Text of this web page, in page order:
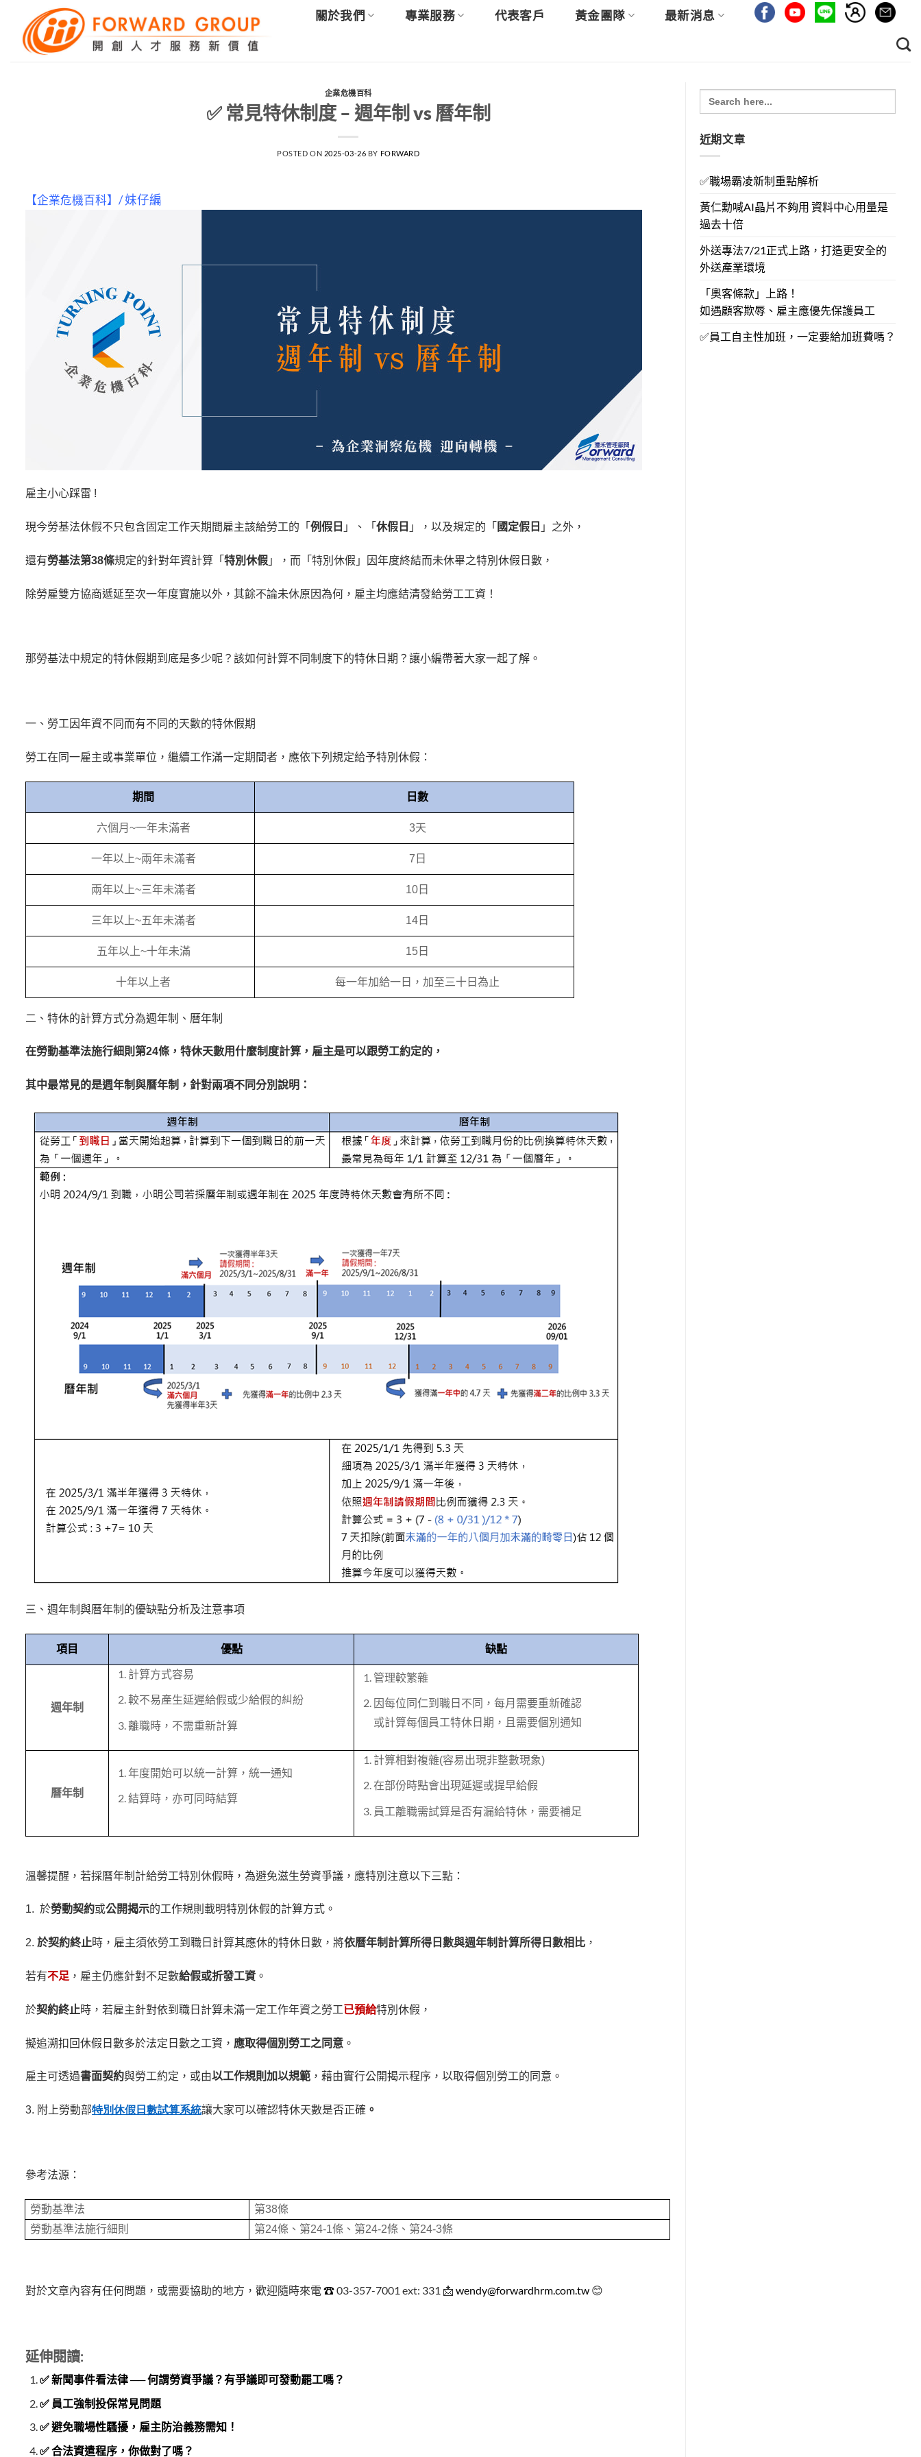
content
關於我們 專業服務 代表客戶 黃金團隊 最新消息
企業危機百科
✅ 常見特休制度 – 週年制 vs 曆年制
POSTED ON 2025-03-26 BY FORWARD
【企業危機百科】/妹仔編
雇主小心踩雷 !
現今勞基法休假不只包含固定工作天期間雇主該給勞工的「 例假日 」、「 休假日 」，以及規定的「 國定假日 」之外，
還有勞基法第38條規定的針對年資計算「 特別休假 」，而「特別休假」因年度終結而未休畢之特別休假日數，
除勞雇雙方協商遞延至次一年度實施以外，其餘不論未休原因為何，雇主均應結清發給勞工工資！
那勞基法中規定的特休假期到底是多少呢？該如何計算不同制度下的特休日期？讓小編帶著大家一起了解。
一、勞工因年資不同而有不同的天數的特休假期
勞工在同一雇主或事業單位，繼續工作滿一定期間者，應依下列規定給予特別休假：
期間 日數
六個月~一年未滿者 3天
一年以上~兩年未滿者 7 日
兩年以上~三年未滿者 10 日
三年以上~五年未滿者 14 日
五年以上~十年未滿 15 日
十年以上者 每一年加給一日，加至三十日為止
二、特休的計算方式分為週年制、曆年制
在勞動基準法施行細則第24條，特休天數用什麼制度計算，雇主是可以跟勞工約定的，
其中最常見的是週年制與曆年制，針對兩項不同分別說明：
三、週年制與曆年制的優缺點分析及注意事項
項目 優點 缺點
週年制
計算方式容易
較不易產生延遲給假或少給假的糾紛
離職時，不需重新計算
管理較繁雜
因每位同仁到職日不同，每月需要重新確認
或計算每個員工特休日期，且需要個別通知
曆年制
年度開始可以統一計算，統一通知
結算時，亦可同時結算
計算相對複雜(容易出現非整數現象)
在部份時點會出現延遲或提早給假
員工離職需試算是否有漏給特休，需要補足
溫馨提醒，若採曆年制計給勞工特別休假時，為避免滋生勞資爭議，應特別注意以下三點：
1. 於勞動契約或公開揭示的工作規則載明特別休假的計算方式。
2. 於契約終止時，雇主須依勞工到職日計算其應休的特休日數，將依曆年制計算所得日數與週年制計算所得日數相比 ，
若有不足 ，雇主仍應針對不足數給假或折發工資 。
於契約終止時，若雇主針對依到職日計算未滿一定工作年資之勞工已預給特別休假，
擬追溯扣回休假日數多於法定日數之工資， 應取得個別勞工之同意 。
雇主可透過書面契約與勞工約定，或由以工作規則加以規範 ，藉由實行公開揭示程序，以取得個別勞工的同意。
3. 附上勞動部特別休假日數試算系統讓大家可以確認特休天數是否正確 。
參考法源：
勞動基準法
第38條
勞動基準法施行細則
第24條、第24-1條、第24-2條、第24-3條
對於文章內容有任何問題，或需要協助的地方，歡迎隨時來電☎03-357-7001 ext: 331 📩 wendy@forwardhrm.com.tw 😊
延伸閱讀:
✅ 新聞事件看法律 ── 何謂勞資爭議？有爭議即可發動罷工嗎？
✅ 員工強制投保常見問題
✅ 避免職場性騷擾，雇主防治義務需知！
✅ 合法資遣程序，你做對了嗎？
Search
for:
近期文章
✅職場霸凌新制重點解析
黃仁勳喊AI晶片不夠用 資料中心用量是
過去十倍
外送專法7/21正式上路，打造更安全的
外送產業環境
「奧客條款」上路！
如遇顧客欺辱、雇主應優先保護員工
✅員工自主性加班，一定要給加班費嗎？